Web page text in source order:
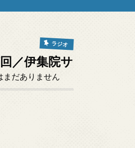
ラジオ
／伊集院サ
まだありません